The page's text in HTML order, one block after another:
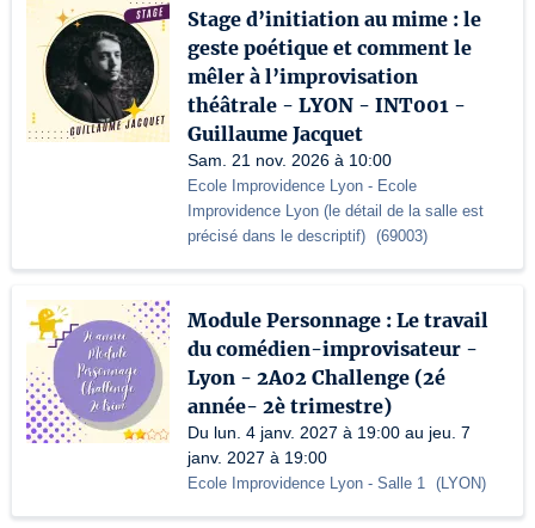
Stage d’initiation au mime : le
geste poétique et comment le
mêler à l’improvisation
théâtrale - LYON - INT001 -
Guillaume Jacquet
Sam. 21 nov. 2026 à 10:00
Ecole Improvidence Lyon - Ecole
Improvidence Lyon (le détail de la salle est
précisé dans le descriptif) (69003)
Module Personnage : Le travail
du comédien-improvisateur -
Lyon - 2A02 Challenge (2é
année- 2è trimestre)
Du lun. 4 janv. 2027 à 19:00 au jeu. 7
janv. 2027 à 19:00
Ecole Improvidence Lyon - Salle 1 (LYON)